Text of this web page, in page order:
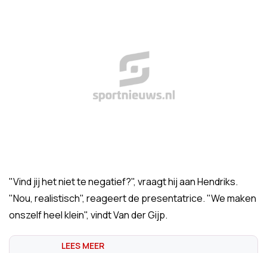
"Vind jij het niet te negatief?", vraagt hij aan Hendriks.
"Nou, realistisch", reageert de presentatrice. "We maken
onszelf heel klein", vindt Van der Gijp.